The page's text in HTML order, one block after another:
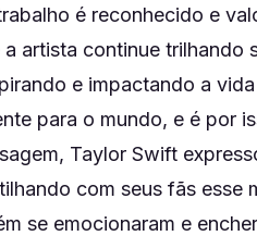
é reconhecido e
artista continue trilhando
e impactando a
para o mundo, e é por
Taylor Swift
com seus fãs esse
se emocionaram e